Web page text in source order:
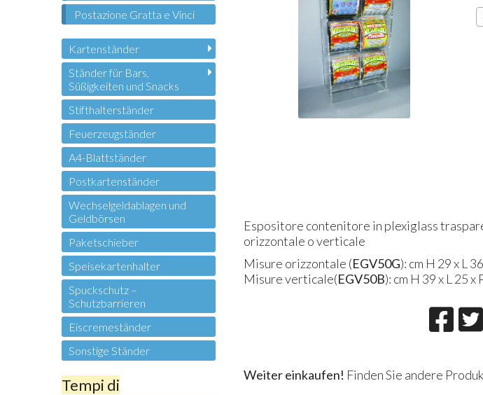
Espositore contenitore in plexiglass
orizzontale o verticale
Misure orizzontale (EGV50G): cm H 29 x L
Misure verticale(EGV50B): cm H 39 x L 25 x
Weiter einkaufen! Finden Sie andere
Postazione Gratta e Vinci
Kartenständer
Ständer für Bars,
Süßigkeiten und Snacks
Stifthalterständer
Feuerzeugständer
A4-Blattständer
Postkartenständer
Wechselgeldablagen und
Geldbörsen
Paketschieber
Speisekartenhalter
Spuckschutz –
Schutzbarrieren
Eiscremeständer
Sonstige Ständer
Tempi di